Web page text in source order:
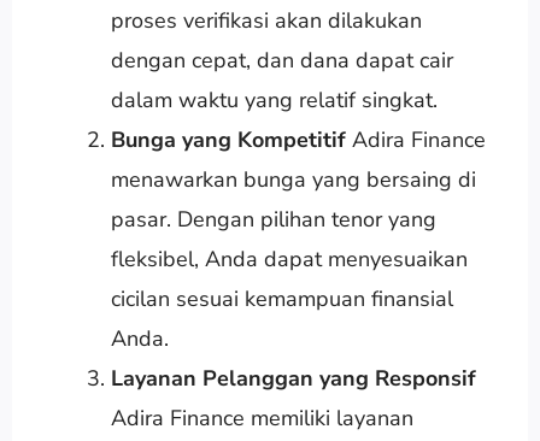
proses verifikasi akan dilakukan
dengan cepat, dan dana dapat cair
dalam waktu yang relatif singkat.
Bunga yang KompetitifAdira Finance
menawarkan bunga yang bersaing di
pasar. Dengan pilihan tenor yang
fleksibel, Anda dapat menyesuaikan
cicilan sesuai kemampuan finansial
Anda.
Layanan Pelanggan yang Responsif
Adira Finance memiliki layanan